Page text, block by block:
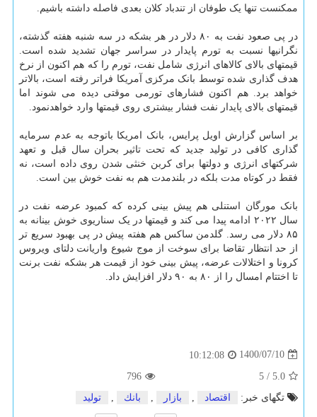
ممکنست تنها یک طوفان از تندباد کلان بعدی فاصله داشته باشیم.
در پی صعود نفت به ۸۰ دلار در هر بشکه در سه شنبه هفته گذشته،
نگرانیها نسبت به تورم پایدار در سراسر جهان تشدید شده است.
قیمتهای بالای کالاهای انرژی شامل نفت، تورم را که هم اکنون از نرخ
هدف گذاری شده توسط بانک مرکزی آمریکا فراتر رفته است، بالاتر
خواهد برد. هم اکنون فشارهای تورمی موقتی دیده می شوند اما
قیمتهای بالای پایدار نفت فشار بیشتری روی قیمتها وارد خواهدنمود.
بر اساس گزارش اویل پرایس، بانک امریکا باتوجه به عدم سرمایه
گذاری کافی در تولید جدید که تحت تاثیر بحران سال قبل و تعهد
شرکتهای انرژی و دولتها برای کربن خنثی شدن روی داده است، نه
فقط در کوتاه مدت بلکه در بلندمدت هم به نفت خوش بین است.
بانک مورگان استنلی هم پیش بینی کرده که کمبود عرضه نفت در
سال ۲۰۲۲ ادامه پیدا می کند و قیمتها در یک سناریوی خوش بینانه به
۸۵ دلار می رسد. گلدمن ساکس هم هفته پیش در پی بهبود سریع تر
از حد انتظار تقاضا برای سوخت از موج شیوع واریانت دلتای ویروس
کرونا و اختلالات عرضه، پیش بینی خود از قیمت هر بشکه نفت برنت
تا اختتام امسال را از ۸۰ به ۹۰ دلار افزایش داد.
1400/07/10
10:12:08
5.0
/
5
796
تگهای خبر:
اقتصاد بازار بانك تولید